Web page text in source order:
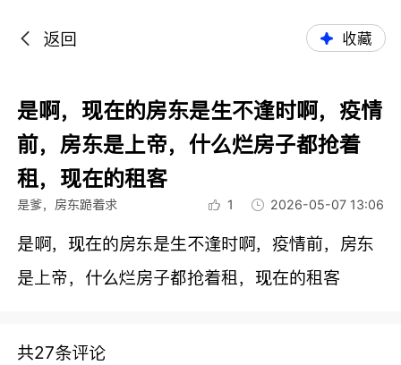
返回 收藏
是啊，现在的房东是生不逢时啊，疫情
前，房东是上帝，什么烂房子都抢着
租，现在的租客
是爹，房东跪着求 1 2026-05-07 13:06
是啊，现在的房东是生不逢时啊，疫情前，房东
是上帝，什么烂房子都抢着租，现在的租客
共27条评论